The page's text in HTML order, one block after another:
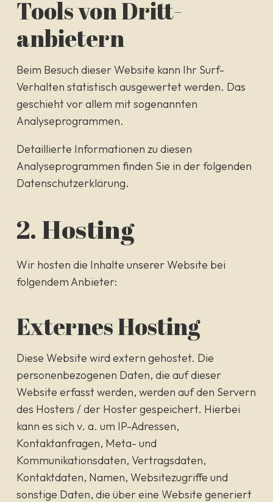
Tools von Dritt­
anbietern
Beim Besuch dieser Website kann Ihr Surf-
Verhalten statistisch ausgewertet werden. Das
geschieht vor allem mit sogenannten
Analyseprogrammen.
Detaillierte Informationen zu diesen
Analyseprogrammen finden Sie in der folgenden
Datenschutzerklärung.
2. Hosting
Wir hosten die Inhalte unserer Website bei
folgendem Anbieter:
Externes Hosting
Diese Website wird extern gehostet. Die
personenbezogenen Daten, die auf dieser
Website erfasst werden, werden auf den Servern
des Hosters / der Hoster gespeichert. Hierbei
kann es sich v. a. um IP-Adressen,
Kontaktanfragen, Meta- und
Kommunikationsdaten, Vertragsdaten,
Kontaktdaten, Namen, Websitezugriffe und
sonstige Daten, die über eine Website generiert